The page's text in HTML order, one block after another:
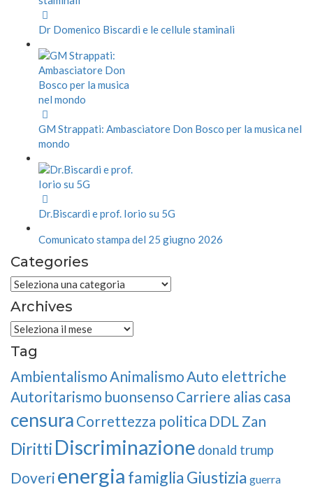
Dr Domenico Biscardi e le cellule staminali
GM Strappati: Ambasciatore Don Bosco per la musica nel
mondo
Dr.Biscardi e prof. Iorio su 5G
Comunicato stampa del 25 giugno 2026
Categories
Categories
Archives
Archives
Tag
AmbientalismoAnimalismoAuto elettriche
Autoritarismo buonsenso Carriere alias casa
censura Correttezza politica DDL Zan
Diritti Discriminazione donald trump
Doveri energia famiglia Giustizia guerra